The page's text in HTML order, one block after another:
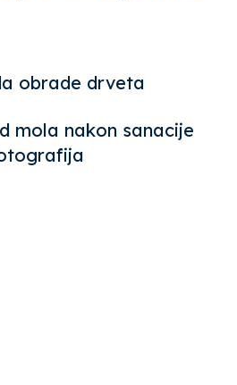
obrade drveta
mola nakon sanacije